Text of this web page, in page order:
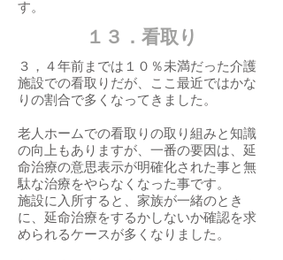
す。
​１３．看取り
３，４年前までは１０％未満だった介護
施設での看取りだが、ここ最近ではかな
りの割合で多くなってきました。
老人ホームでの看取りの取り組みと知識
の向上もありますが、一番の要因は、延
命治療の意思表示が明確化された事と無
駄な治療をやらなくなった事です。
施設に入所すると、家族が一緒のとき
に、延命治療をするかしないか確認を求
められるケースが多くなりました。